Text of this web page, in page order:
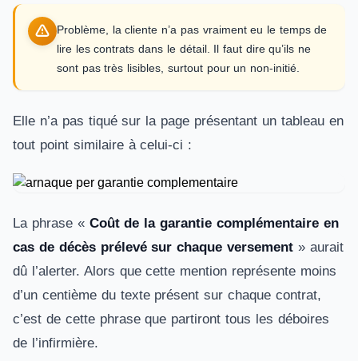
Problème, la cliente n’a pas vraiment eu le temps de
lire les contrats dans le détail. Il faut dire qu’ils ne
sont pas très lisibles, surtout pour un non-initié.
Elle n’a pas tiqué sur la page présentant un tableau en
tout point similaire à celui-ci :
La phrase « Coût de la garantie complémentaire en
cas de décès prélevé sur chaque versement » aurait
dû l’alerter. Alors que cette mention représente moins
d’un centième du texte présent sur chaque contrat,
c’est de cette phrase que partiront tous les déboires
de l’infirmière.